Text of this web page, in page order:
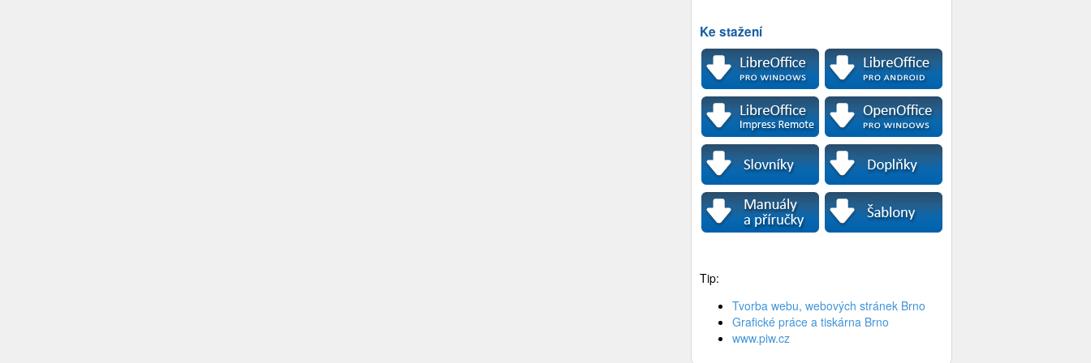
Ke stažení
Tip:
Tvorba webu, webových stránek Brno
Grafické práce a tiskárna Brno
www.piw.cz